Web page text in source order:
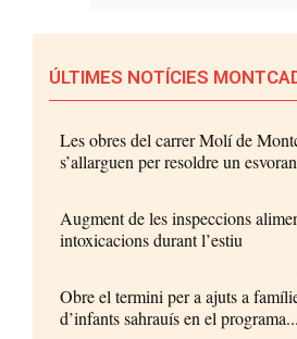
ÚLTIMES NOTÍCIES
Les obres del carrer Molí de
s’allarguen per resoldre un
Augment de les inspeccions
intoxicacions durant l’estiu
Obre el termini per a ajuts a
d’infants sahrauís en el programa...